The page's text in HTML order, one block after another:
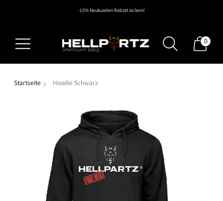
-15% Neukunden Rabatt sichern!
0
Startseite Hoodie Schwarz